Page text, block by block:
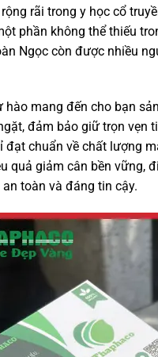
rãi trong y học cổ
phần không thể thiếu
Ngọc còn được nhiều
hào mang đến cho bạn
đảm bảo giữ trọn vẹn
đạt chuẩn về chất lượng
quả giảm cân bền vững,
toàn và đáng tin cậy.